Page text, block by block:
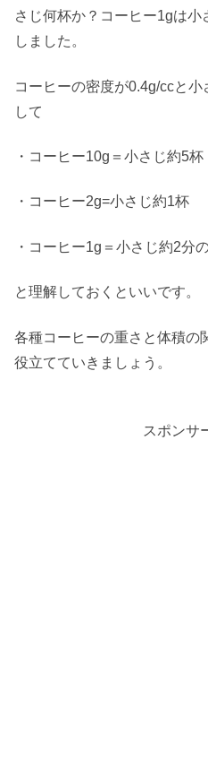
さじ何杯か？コーヒー1gは
しました。
コーヒーの密度が0.4g/ccと
して
・コーヒー10g＝小さじ約5杯
・コーヒー2g=小さじ約1杯
・コーヒー1g＝小さじ約2分
と理解しておくといいです。
各種コーヒーの重さと体積の
役立てていきましょう。
スポンサ